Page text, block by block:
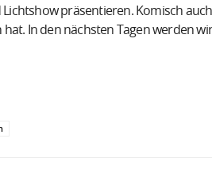
präsentieren. Komisch
hat. In den nächsten Tagen werden